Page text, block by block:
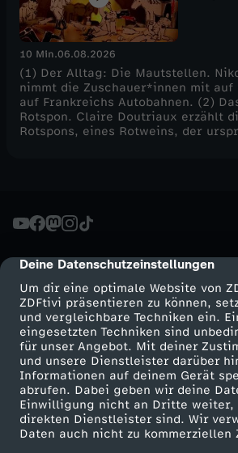
cmp-dialog-description
Deine Datenschutzeinstellungen
Um dir eine optimale Website von
ZDFtivi präsentieren zu können,
und vergleichbare Techniken ein.
eingesetzten Techniken sind
für unser Angebot. Mit deiner
und unsere Dienstleister darüber
Informationen auf deinem Gerät
abrufen. Dabei geben wir deine
Einwilligung nicht an Dritte weiter,
direkten Dienstleister sind. Wir
Daten auch nicht zu kommerziellen
10 Min.06.08.2026
(1) Der Alltag: Die Mautstellen.
nimmt die Zuschauer*innen mit auf
auf Frankreichs Autobahnen. (2)
Rotspon. Claire Doutriaux erzählt
Rotspons, eines Rotweins, der
Mehr ZDF
ZDF-Apps
Smart TV
ZDFtext
Service
Kontakt
Tickets